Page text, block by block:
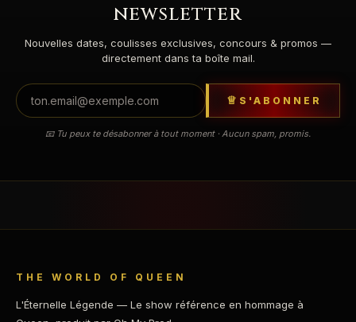
newsletter
Nouvelles dates, coulisses exclusives, concours & promos —
directement dans ta boîte mail.
S'ABONNER
📧 Tu peux te désabonner à tout moment · Aucun spam, promis.
THE WORLD OF QUEEN
L'Éternelle Légende — Le show référence en hommage à